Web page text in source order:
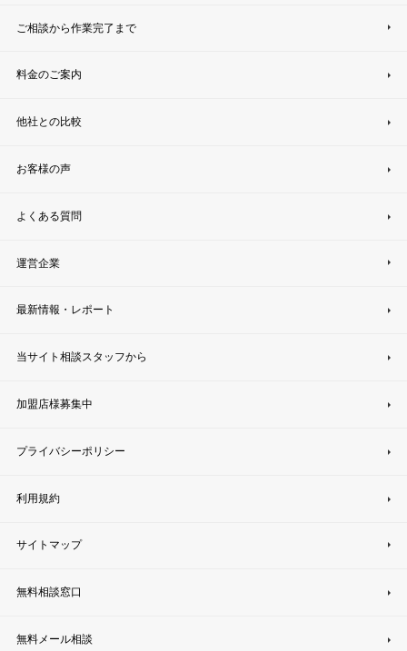
ご相談から作業完了まで
料金のご案内
他社との比較
お客様の声
よくある質問
運営企業
最新情報・レポート
当サイト相談スタッフから
加盟店様募集中
プライバシーポリシー
利用規約
サイトマップ
無料相談窓口
無料メール相談